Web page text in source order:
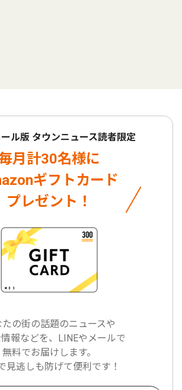
ル版 タウンニュース読者限定
月計30名様に
ギフトカード
プレゼント！
たの街の話題のニュースや
報などを、LINEやメールで
無料でお届けします。
見逃しも防げて便利です！